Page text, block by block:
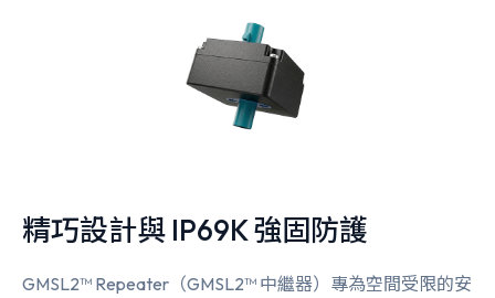
精巧設計與 IP69K 強固防護
GMSL2™ Repeater（GMSL2™ 中繼器）專為空間受限的安